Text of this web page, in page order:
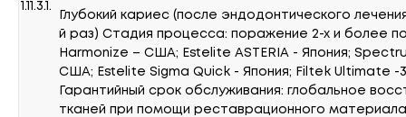
1.11.3.1.
Глубокий кариес (после эндодонтического
й раз) Стадия процесса: поражение 2-х и более
Нarmonize – США; Estelite ASTERIA - Япония;
США; Estelite Sigma Quick - Япония; Filtek Ultimate -
Гарантийный срок обслуживания: глобальное
тканей при помощи реставрационного